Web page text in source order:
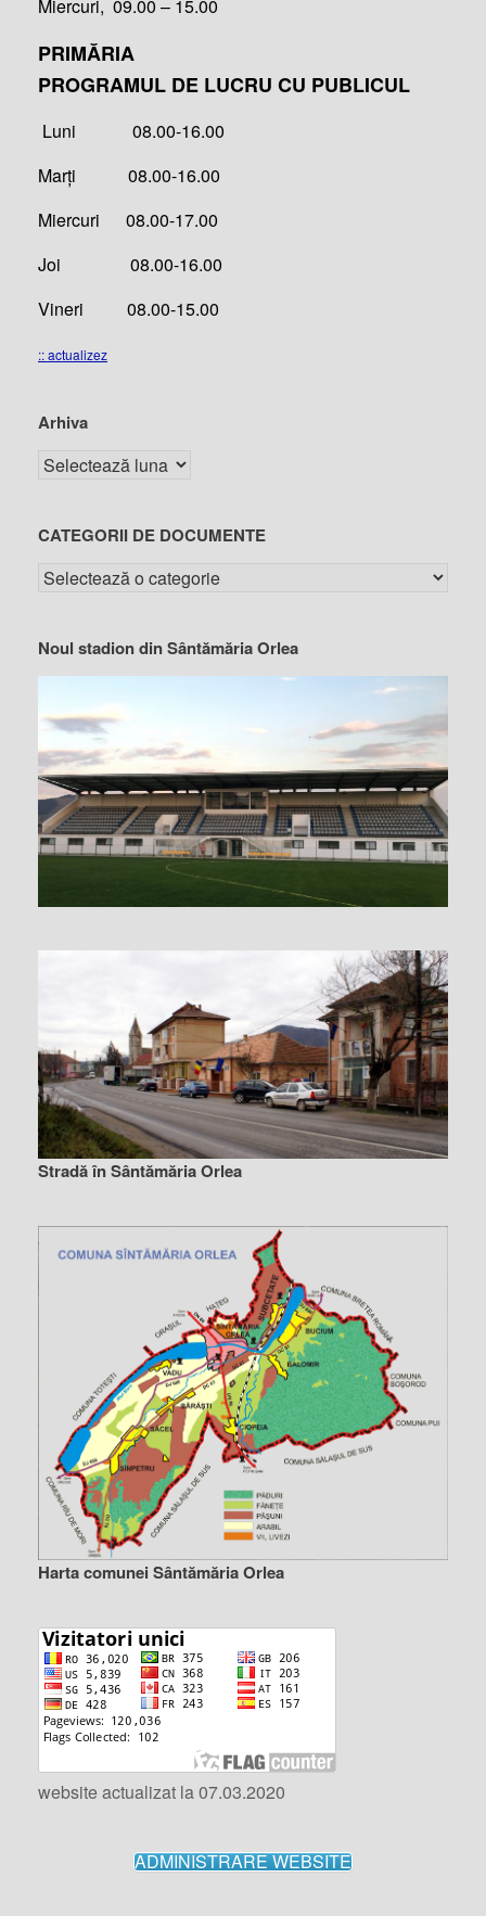
Miercuri, 09.00 – 15.00
PRIMĂRIA
PROGRAMUL DE LUCRU CU PUBLICUL
Luni 08.00-16.00
Marți 08.00-16.00
Miercuri 08.00-17.00
Joi 08.00-16.00
Vineri 08.00-15.00
:: actualizez
Arhiva
CATEGORII DE DOCUMENTE
Noul stadion din Sântămăria Orlea
Stradă în Sântămăria Orlea
Harta comunei Sântămăria Orlea
website actualizat la 07.03.2020
ADMINISTRARE WEBSITE